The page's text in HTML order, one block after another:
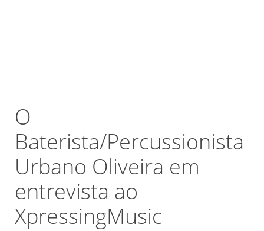
O
Baterista/Percussionista
Urbano Oliveira em
entrevista ao
XpressingMusic